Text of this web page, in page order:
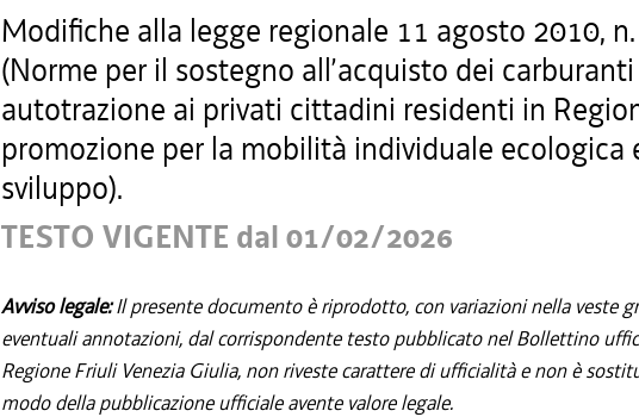
Modifiche alla legge regionale 11 agosto 2010,
(Norme per il sostegno all’acquisto dei
autotrazione ai privati cittadini residenti in
promozione per la mobilità individuale ecologica
sviluppo).
TESTO VIGENTE dal 01/02/2026
Avviso legale:Il presente documento è riprodotto, con variazioni nella veste
eventuali annotazioni, dal corrispondente testo pubblicato nel Bollettino
Regione Friuli Venezia Giulia, non riveste carattere di ufficialità e non è
modo della pubblicazione ufficiale avente valore legale.